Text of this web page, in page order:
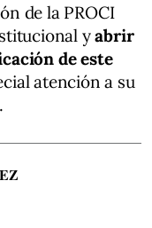
de la PROCI
yabrir
de este
atención a su